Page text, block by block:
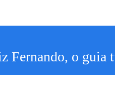
Fernando, o guia